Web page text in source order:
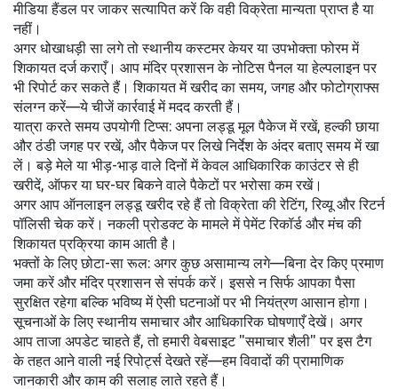
मीडिया हैंडल पर जाकर सत्यापित करें कि वही विक्रेता मान्यता प्राप्त है या
नहीं।
अगर धोखाधड़ी सा लगे तो स्थानीय कस्टमर केयर या उपभोक्ता फोरम में
शिकायत दर्ज कराएँ। आप मंदिर प्रशासन के नोटिस पैनल या हेल्पलाइन पर
भी रिपोर्ट कर सकते हैं। शिकायत में खरीद का समय, जगह और फोटोग्राफ्स
संलग्न करें—ये चीजें कार्रवाई में मदद करती हैं।
यात्रा करते समय उपयोगी टिप्स: अपना लड्डू मूल पैकेज में रखें, हल्की छाया
और ठंडी जगह पर रखें, और पैकेज पर लिखे निर्देश के अंदर बताए समय में खा
लें। बड़े मेले या भीड़-भाड़ वाले दिनों में केवल आधिकारिक काउंटर से ही
खरीदें, ऑफर या घर-घर बिकने वाले पैकेटों पर भरोसा कम रखें।
अगर आप ऑनलाइन लड्डू खरीद रहे हैं तो विक्रेता की रेटिंग, रिव्यू और रिटर्न
पॉलिसी चेक करें। नकली प्रोडक्ट के मामले में पेमेंट रिकॉर्ड और मंच की
शिकायत प्रक्रिया काम आती है।
भक्तों के लिए छोटा-सा रूल: अगर कुछ असामान्य लगे—बिना देर किए प्रमाण
जमा करें और मंदिर प्रशासन से संपर्क करें। इससे न सिर्फ आपका पैसा
सुरक्षित रहेगा बल्कि भविष्य में ऐसी घटनाओं पर भी नियंत्रण आसान होगा।
सूचनाओं के लिए स्थानीय समाचार और आधिकारिक घोषणाएँ देखें। अगर
आप ताजा अपडेट चाहते हैं, तो हमारी वेबसाइट "समाचार शैली" पर इस टैग
के तहत आने वाली नई रिपोर्ट्स देखते रहें—हम विवादों की प्रामाणिक
जानकारी और काम की सलाह लाते रहते हैं।